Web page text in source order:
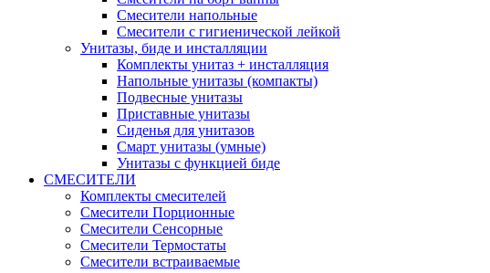
Смесители напольные
Смесители с гигиенической лейкой
Унитазы, биде и инсталляции
Комплекты унитаз + инсталляция
Напольные унитазы (компакты)
Подвесные унитазы
Приставные унитазы
Сиденья для унитазов
Смарт унитазы (умные)
Унитазы с функцией биде
СМЕСИТЕЛИ
Комплекты смесителей
Смесители Порционные
Смесители Сенсорные
Смесители Термостаты
Смесители встраиваемые